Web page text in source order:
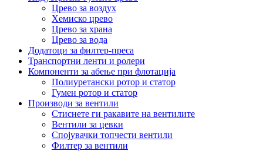
Црево за воздух
Хемиско црево
Црево за храна
Црево за вода
Додатоци за филтер-преса
Транспортни ленти и ролери
Компоненти за абење при флотација
Полиуретански ротор и статор
Гумен ротор и статор
Производи за вентили
Стиснете ги ракавите на вентилите
Вентили за цевки
Спојувачки топчести вентили
Филтер за вентили